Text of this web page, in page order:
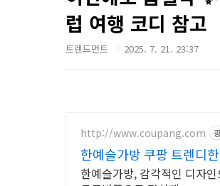
럽 여행 코디 참고
트렌드먼트 2025. 7. 21. 23:37
http://www.coupang.com
한예슬가방 쿠팡 트렌디
한예슬가방, 감각적인 디자